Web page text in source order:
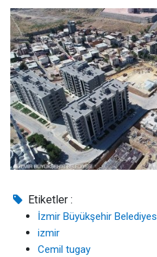
Etiketler :
İzmir Büyükşehir
izmir
Cemil tugay